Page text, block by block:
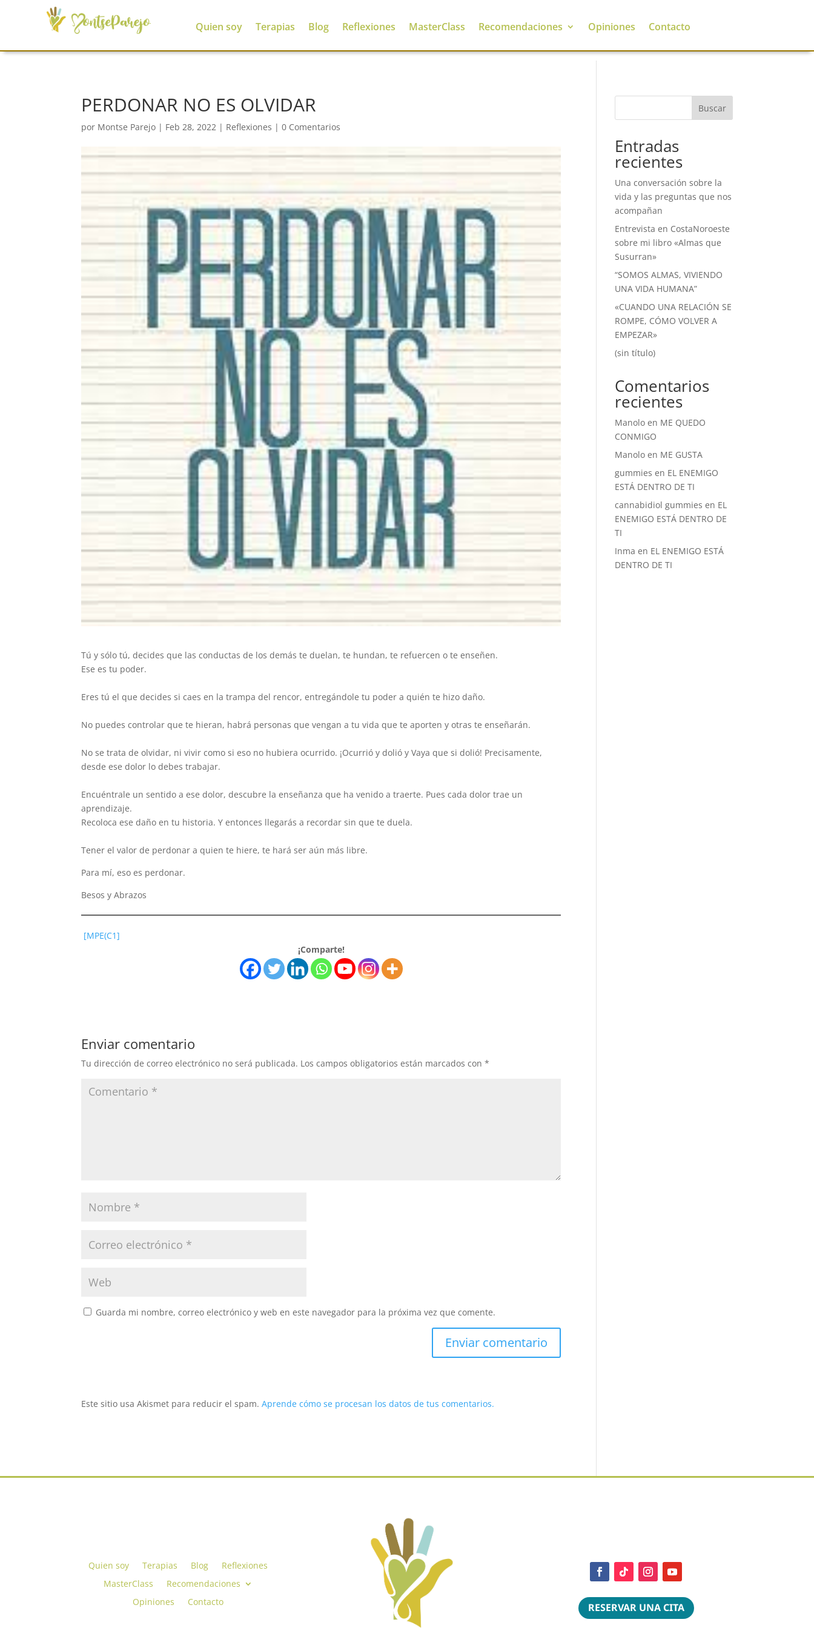
Quien soy Terapias Blog Reflexiones MasterClass Recomendaciones Opiniones Contacto
PERDONAR NO ES OLVIDAR
por Montse Parejo | Feb 28, 2022 | Reflexiones |0 Comentarios
Tú y sólo tú, decides que las conductas de los demás te duelan, te hundan, te refuercen o te enseñen.
Ese es tu poder.
Eres tú el que decides si caes en la trampa del rencor, entregándole tu poder a quién te hizo daño.
No puedes controlar que te hieran, habrá personas que vengan a tu vida que te aporten y otras te enseñarán.
No se trata de olvidar, ni vivir como si eso no hubiera ocurrido. ¡Ocurrió y dolió y Vaya que si dolió! Precisamente,
desde ese dolor lo debes trabajar.
Encuéntrale un sentido a ese dolor, descubre la enseñanza que ha venido a traerte. Pues cada dolor trae un
aprendizaje.
Recoloca ese daño en tu historia. Y entonces llegarás a recordar sin que te duela.
Tener el valor de perdonar a quien te hiere, te hará ser aún más libre.
Para mí, eso es perdonar.
Besos y Abrazos
[MPE(C1]
¡Comparte!
Enviar comentario
Tu dirección de correo electrónico no será publicada. Los campos obligatorios están marcados con*
Guarda mi nombre, correo electrónico y web en este navegador para la próxima vez que comente.
Este sitio usa Akismet para reducir el spam.Aprende cómo se procesan los datos de tus comentarios.
Buscar
Entradas
recientes
Una conversación sobre la
vida y las preguntas que nos
acompañan
Entrevista en CostaNoroeste
sobre mi libro «Almas que
Susurran»
“SOMOS ALMAS, VIVIENDO
UNA VIDA HUMANA”
«CUANDO UNA RELACIÓN SE
ROMPE, CÓMO VOLVER A
EMPEZAR»
(sin título)
Comentarios
recientes
Manolo en ME QUEDO
CONMIGO
Manolo en ME GUSTA
gummies en EL ENEMIGO
ESTÁ DENTRO DE TI
cannabidiol gummies en EL
ENEMIGO ESTÁ DENTRO DE
TI
Inma en EL ENEMIGO ESTÁ
DENTRO DE TI
Quien soy Terapias Blog
Reflexiones
MasterClass
Recomendaciones
Opiniones
Contacto RESERVAR UNA CITA